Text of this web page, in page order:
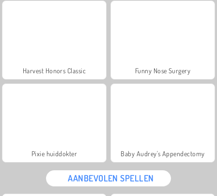
Harvest Honors Classic Funny Nose Surgery
Pixie huiddokter Baby Audrey's Appendectomy
AANBEVOLEN SPELLEN